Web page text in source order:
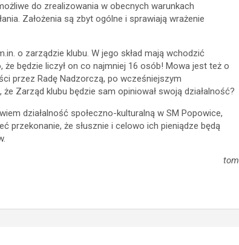
do zrealizowania w obecnych warunkach
Założenia są zbyt ogólne i sprawiają wrażenie
o zarządzie klubu. W jego skład mają wchodzić
że będzie liczył on co najmniej 16 osób! Mowa jest też o
przez Radę Nadzorczą, po wcześniejszym
Zarząd klubu będzie sam opiniował swoją działalność?
działalność społeczno-kulturalną w SM Popowice,
przekonanie, że słusznie i celowo ich pieniądze będą
tom